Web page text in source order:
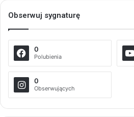
Obserwuj sygnaturę
0
Polubienia
0
Obserwujących